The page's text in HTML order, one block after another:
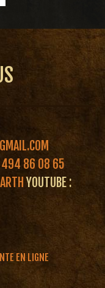
494 86 08 65
YOUTUBE :
EN LIGNE